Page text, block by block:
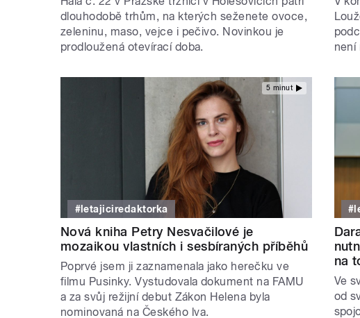
dlouhodobě trhům, na kterých seženete ovoce,
zeleninu, maso, vejce i pečivo. Novinkou je
prodloužená otevírací doba.
není
5 minut
#letajiciredaktorka
Nová kniha Petry Nesvačilové je
mozaikou vlastních i sesbíraných příběhů
Poprvé jsem ji zaznamenala jako herečku ve
filmu Pusinky. Vystudovala dokument na FAMU
a za svůj režijní debut Zákon Helena byla
nominovaná na Českého lva.
na
Ve
od